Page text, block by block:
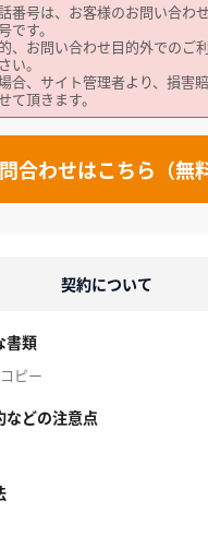
番号は、お客様のお問い合わ
です。
、お問い合わせ目的外でのご
い。
合、サイト管理者より、損害
て頂きます。
合わせはこちら（無料
契約について
書類
ピー
などの注意点